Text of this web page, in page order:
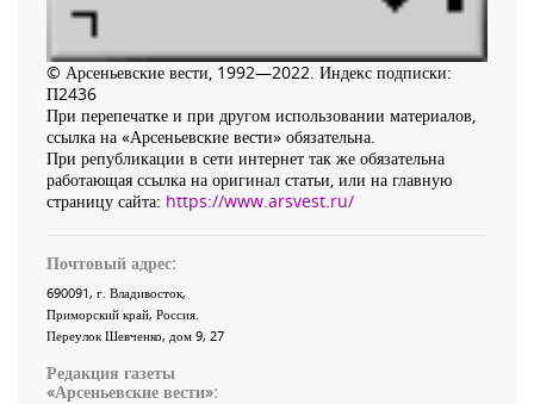
© Арсеньевские вести, 1992—2022. Индекс подписки:
П2436
При перепечатке и при другом использовании материалов,
ссылка на «Арсеньевские вести» обязательна.
При републикации в сети интернет так же обязательна
работающая ссылка на оригинал статьи, или на главную
страницу сайта: https://www.arsvest.ru/
Почтовый адрес:
690091, г. Владивосток,
Приморский край, Россия
Переулок Шевченко, дом 9, 27
Редакция газеты
«Арсеньевские вести»: